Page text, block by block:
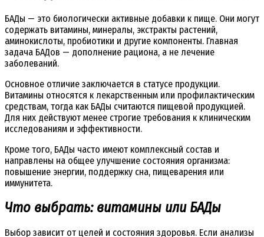
БАДы — это биологически активные добавки к пище. Они могут
содержать витамины, минералы, экстракты растений,
аминокислоты, пробиотики и другие компоненты. Главная
задача БАДов — дополнение рациона, а не лечение
заболеваний.
Основное отличие заключается в статусе продукции.
Витамины относятся к лекарственным или профилактическим
средствам, тогда как БАДы считаются пищевой продукцией.
Для них действуют менее строгие требования к клиническим
исследованиям и эффективности.
Кроме того, БАДы часто имеют комплексный состав и
направлены на общее улучшение состояния организма:
повышение энергии, поддержку сна, пищеварения или
иммунитета.
Что выбрать: витамины или БАДы
Выбор зависит от целей и состояния здоровья. Если анализы